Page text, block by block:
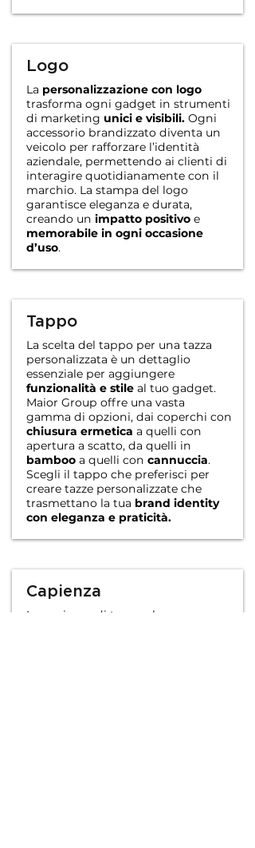
Logo
La personalizzazione con logo
trasforma ogni gadget in strumenti
di marketing unici e visibili. Ogni
accessorio brandizzato diventa un
veicolo per rafforzare l’identità
aziendale, permettendo ai clienti di
interagire quotidianamente con il
marchio. La stampa del logo
garantisce eleganza e durata,
creando un impatto positivo e
memorabile in ogni occasione
d’uso.
Tappo
La scelta del tappo per una tazza
personalizzata è un dettaglio
essenziale per aggiungere
funzionalità e stile al tuo gadget.
Maior Group offre una vasta
gamma di opzioni, dai coperchi con
chiusura ermetica a quelli con
apertura a scatto, da quelli in
bamboo a quelli con cannuccia.
Scegli il tappo che preferisci per
creare tazze personalizzate che
trasmettano la tua brand identity
con eleganza e praticità.
Capienza
La capienza di tazze o borracce